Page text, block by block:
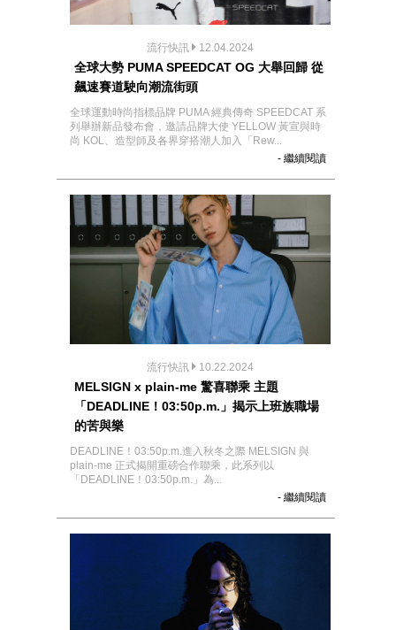
流行快訊 12.04.2024
全球大勢 PUMA SPEEDCAT OG 大舉回歸 從
飆速賽道駛向潮流街頭
全球運動時尚指標品牌 PUMA 經典傳奇 SPEEDCAT 系
列舉辦新品發布會，邀請品牌大使 YELLOW 黃宣與時
尚 KOL、造型師及各界穿搭潮人加入「Rew...
- 繼續閱讀
流行快訊 10.22.2024
MELSIGN x plain-me 驚喜聯乘 主題
「DEADLINE！03:50p.m.」揭示上班族職場
的苦與樂
DEADLINE！03:50p.m.進入秋冬之際 MELSIGN 與
plain-me 正式揭開重磅合作聯乘，此系列以
「DEADLINE！03:50p.m.」為...
- 繼續閱讀